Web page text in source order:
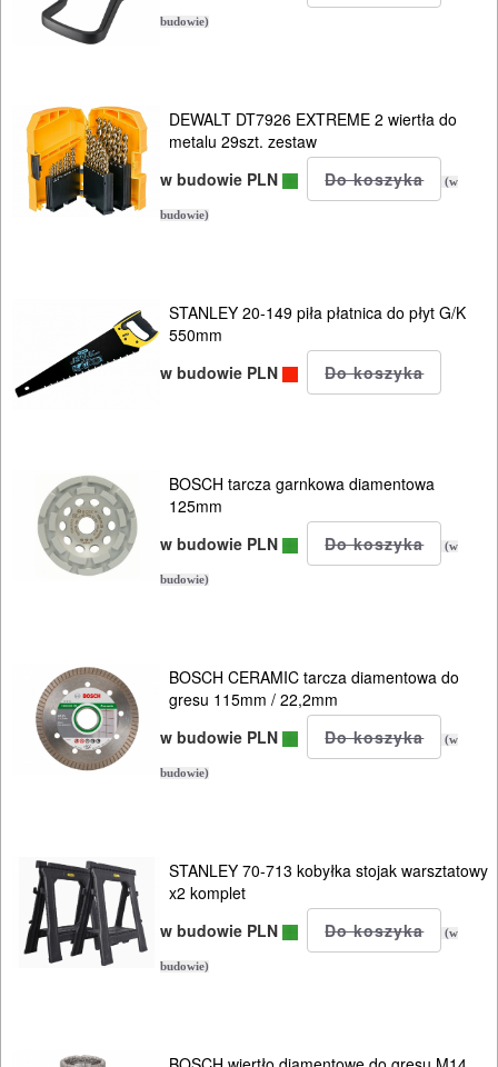
URZĄDZENIA
ROZRUCHOWE
OSPRZĘT
AGREGATY
ROBOCZA
BHP
AGD
OGRODNICZE
NARZĘDZIA
KOSY
MYJKI
CIŚNIENIOWE
budowie)
DEWALT DT7926 EXTREME 2 wiertła do
metalu 29szt. zestaw
w budowie PLN
(w
budowie)
STANLEY 20-149 piła płatnica do płyt G/K
550mm
w budowie PLN
BOSCH tarcza garnkowa diamentowa
125mm
w budowie PLN
(w
budowie)
BOSCH CERAMIC tarcza diamentowa do
gresu 115mm / 22,2mm
w budowie PLN
(w
budowie)
STANLEY 70-713 kobyłka stojak warsztatowy
x2 komplet
w budowie PLN
(w
budowie)